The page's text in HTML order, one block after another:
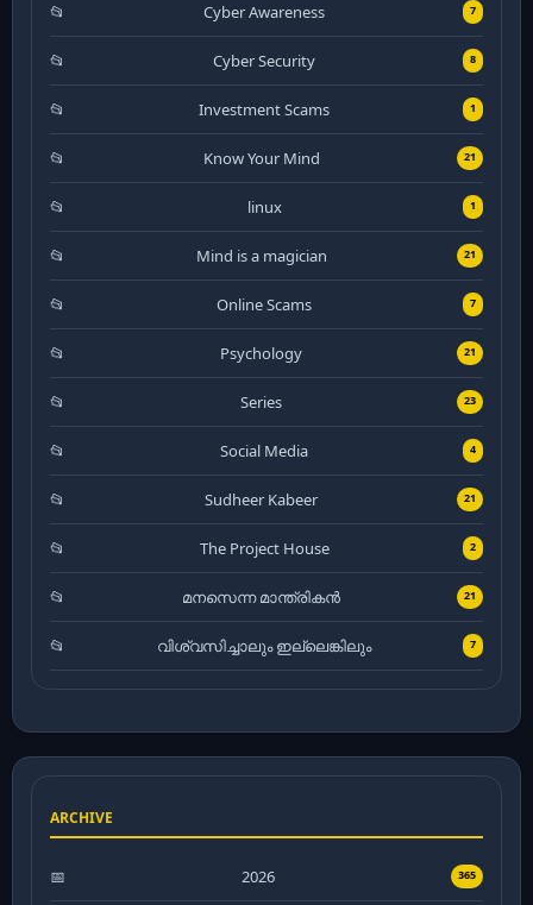
Cyber Awareness 7
Cyber Security 8
Investment Scams 1
Know Your Mind 21
linux 1
Mind is a magician 21
Online Scams 7
Psychology 21
Series 23
Social Media 4
Sudheer Kabeer 21
The Project House 2
മനസെന്ന മാന്ത്രികൻ 21
വിശ്വസിച്ചാലും ഇല്ലെങ്കിലും 7
ARCHIVE
2026 365